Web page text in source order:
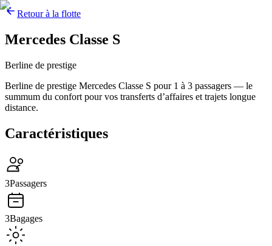
Retour à la flotte
Mercedes Classe S
Berline de prestige
Berline de prestige Mercedes Classe S pour 1 à 3 passagers — le
summum du confort pour vos transferts d’affaires et trajets longue
distance.
Caractéristiques
3Passagers
3Bagages